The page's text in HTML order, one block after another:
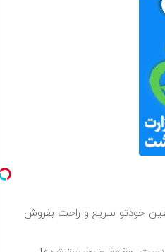
خودتو سریع و راحت بفروش